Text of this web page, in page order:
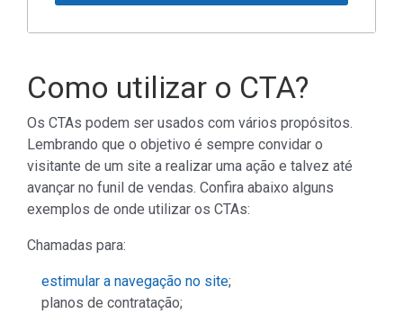
Como utilizar o CTA?
Os CTAs podem ser usados com vários propósitos.
Lembrando que o objetivo é sempre convidar o
visitante de um site a realizar uma ação e talvez até
avançar no funil de vendas. Confira abaixo alguns
exemplos de onde utilizar os CTAs:
Chamadas para:
estimular a navegação no site;
planos de contratação;